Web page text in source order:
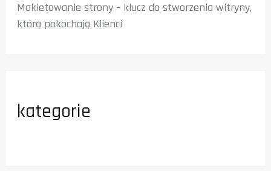
Makietowanie strony – klucz do stworzenia witryny,
którą pokochają Klienci
kategorie